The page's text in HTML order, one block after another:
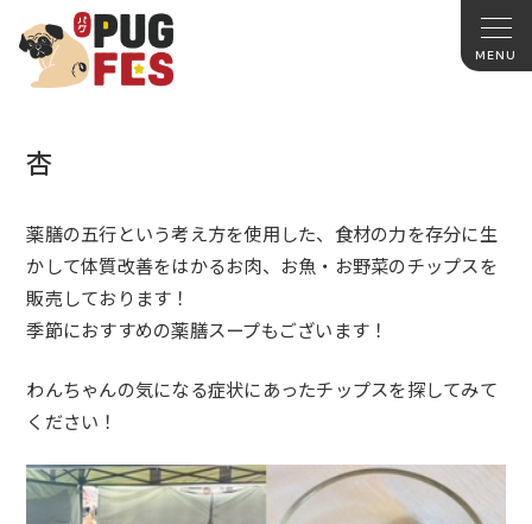
杏
薬膳の五行という考え方を使用した、食材の力を存分に生
かして体質改善をはかるお肉、お魚・お野菜のチップスを
販売しております！
季節におすすめの薬膳スープもございます！
わんちゃんの気になる症状にあったチップスを探してみて
ください！